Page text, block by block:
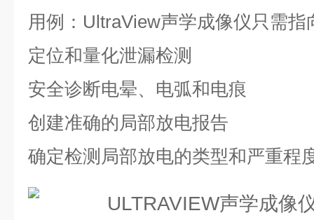
用例：UltraView声学成像仪只需指
定位和量化泄漏检测
安全诊断电晕、电弧和电痕
创建准确的局部放电报告
确定检测局部放电的类型和严重程